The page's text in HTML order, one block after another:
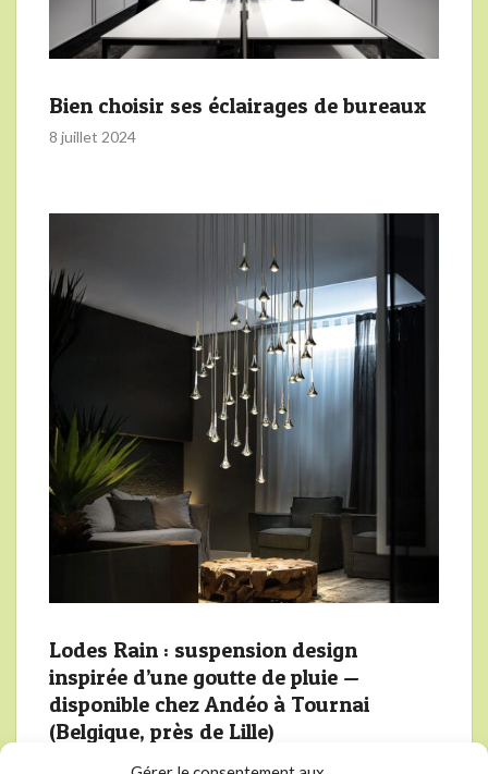
Bien choisir ses éclairages de bureaux
8 juillet 2024
Lodes Rain : suspension design
inspirée d’une goutte de pluie —
disponible chez Andéo à Tournai
(Belgique, près de Lille)
13 octobre 2025